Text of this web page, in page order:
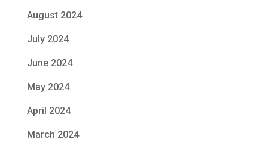
August 2024
July 2024
June 2024
May 2024
April 2024
March 2024